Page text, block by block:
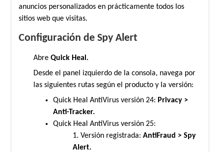
anuncios personalizados en prácticamente todos los
sitios web que visitas.
Configuración de Spy Alert
AbreQuick Heal.
Desde el panel izquierdo de la consola, navega por
las siguientes rutas según el producto y la versión:
Quick Heal AntiVirus versión 24: Privacy >
Anti-Tracker.
Quick Heal AntiVirus versión 25:
1. Versión registrada:AntiFraud > Spy
Alert.